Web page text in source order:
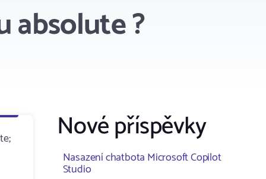
absolute ?
Nové příspěvky
Nasazení chatbota Microsoft Copilot
Studio